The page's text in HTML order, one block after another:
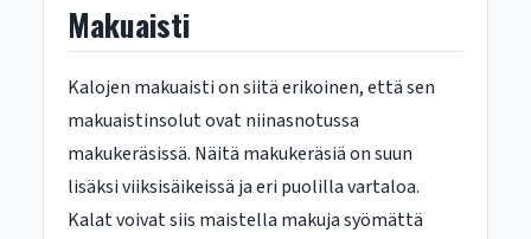
Makuaisti
Kalojen makuaisti on siitä erikoinen, että sen
makuaistinsolut ovat niinasnotussa
makukeräsissä. Näitä makukeräsiä on suun
lisäksi viiksisäikeissä ja eri puolilla vartaloa.
Kalat voivat siis maistella makuja syömättä